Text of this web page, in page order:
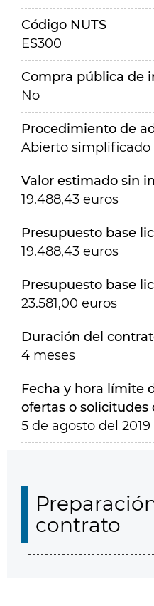
Código NUTS
ES300
Compra pública de
No
Procedimiento de
Abierto simplificado
Valor estimado sin
19.488,43 euros
Presupuesto base
19.488,43 euros
Presupuesto base
23.581,00 euros
Duración del
4 meses
Fecha y hora límite
ofertas o
5 de agosto del 2019
contrato